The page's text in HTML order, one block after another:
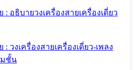
: อธิบายวงเครื่องสายเครื่องเดี่ยว
: วงเครื่องสายเครื่องเดี่ยว-เพลง
ชั้น